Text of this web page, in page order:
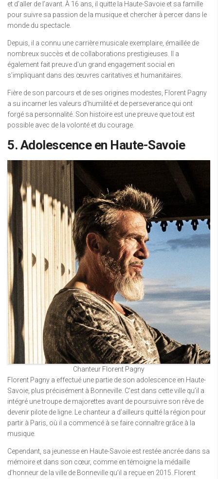
et d’aller de l’avant. À 16 ans, il quitte la Haute-Savoie et sa famille
pour suivre sa passion de la musique et chercher à percer dans le
monde du spectacle.
Depuis, il a connu une carrière musicale exemplaire, émaillée de
nombreux succès et de collaborations prestigieuses. Il a
également fait preuve d’un grand engagement social en
s’impliquant dans des œuvres caritatives et humanitaires.
Fière de son parcours et de ses origines modestes, Florent Pagny
a su incarner les valeurs d’humilité et de perseverance qui ont
forgé sa personnalité. Son histoire est une preuve que tout est
possible avec de la volonté et du courage.
5. Adolescence en Haute-Savoie
Chanteur Florent Pagny
Florent Pagny a effectué une partie de son adolescence en Haute-
Savoie, plus précisément à Bonneville. C’est dans cette ville qu’il a
intégré une troupe de majorettes avant de poursuivre son rêve de
devenir pilote de ligne. Le chanteur a d’ailleurs quitté la région pour
partir à Paris, où il a commencé à se faire connaître grâce à la
musique.
Cependant, sa jeunesse en Haute-Savoie est restée ancrée dans sa
mémoire et dans son cœur, comme en témoigne la médaille
d’honneur de la ville de Bonneville qu’il a reçue en 2015. Florent